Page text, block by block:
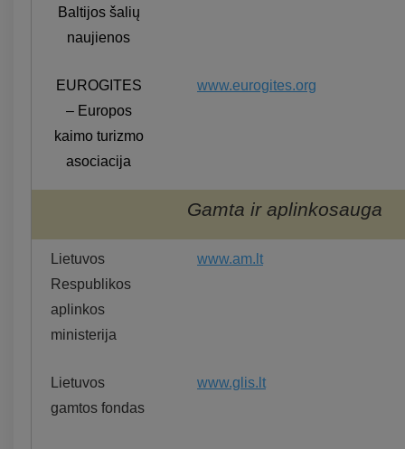
Baltijos šalių
naujienos
EUROGITES
– Europos
kaimo turizmo
asociacija
www.eurogites.org
Gamta ir aplinkosauga
Lietuvos
Respublikos
aplinkos
ministerija
www.am.lt
Lietuvos
gamtos fondas
www.glis.lt